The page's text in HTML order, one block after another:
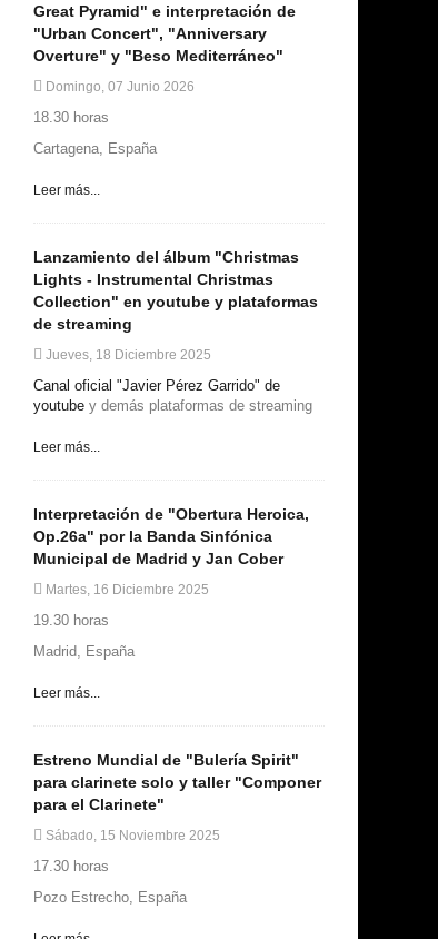
Great Pyramid" e interpretación de
"Urban Concert", "Anniversary
Overture" y "Beso Mediterráneo"
Domingo, 07 Junio 2026
18.30 horas
Cartagena, España
Leer más...
Lanzamiento del álbum "Christmas
Lights - Instrumental Christmas
Collection" en youtube y plataformas
de streaming
Jueves, 18 Diciembre 2025
Canal oficial "Javier Pérez Garrido" de
youtubey demás plataformas de streaming
Leer más...
Interpretación de "Obertura Heroica,
Op.26a" por la Banda Sinfónica
Municipal de Madrid y Jan Cober
Martes, 16 Diciembre 2025
19.30 horas
Madrid, España
Leer más...
Estreno Mundial de "Bulería Spirit"
para clarinete solo y taller "Componer
para el Clarinete"
Sábado, 15 Noviembre 2025
17.30 horas
Pozo Estrecho, España